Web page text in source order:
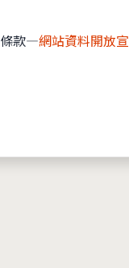
條款—網站資料開放宣